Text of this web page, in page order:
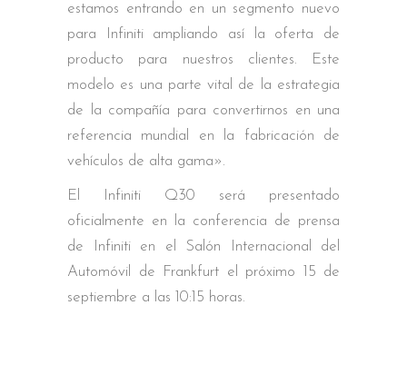
estamos entrando en un segmento nuevo
para Infiniti ampliando así la oferta de
producto para nuestros clientes. Este
modelo es una parte vital de la estrategia
de la compañía para convertirnos en una
referencia mundial en la fabricación de
vehículos de alta gama».
El Infiniti Q30 será presentado
oficialmente en la conferencia de prensa
de Infiniti en el Salón Internacional del
Automóvil de Frankfurt el próximo 15 de
septiembre a las 10:15 horas.